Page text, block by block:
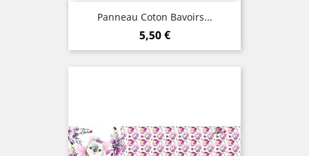
Panneau Coton Bavoirs...
Prix
5,50 €